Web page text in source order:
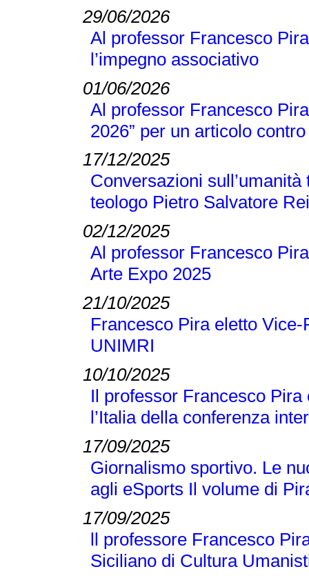
29/06/2026
Al professor Francesco
l’impegno associativo
01/06/2026
Al professor Francesco
2026” per un articolo
17/12/2025
Conversazioni
teologo Pietro Salvatore
02/12/2025
Al professor Francesco
Arte Expo 2025
21/10/2025
Francesco Pira eletto
UNIMRI
10/10/2025
Il professor Francesco
l’Italia della conferenza
17/09/2025
Giornalismo sportivo. Le
agli eSports Il volume di
17/09/2025
ll professore Francesco
Siciliano di Cultura